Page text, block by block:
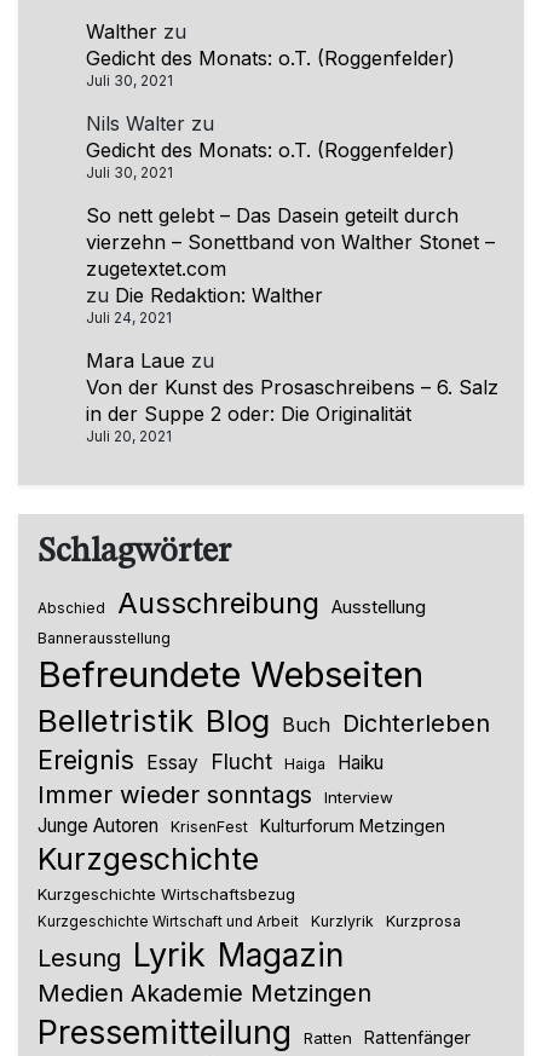
Walther zu
Gedicht des Monats: o.T. (Roggenfelder)
Juli 30, 2021
Nils Walter zu
Gedicht des Monats: o.T. (Roggenfelder)
Juli 30, 2021
So nett gelebt – Das Dasein geteilt durch
vierzehn – Sonettband von Walther Stonet –
zugetextet.com
zu Die Redaktion: Walther
Juli 24, 2021
Mara Laue zu
Von der Kunst des Prosaschreibens – 6. Salz
in der Suppe 2 oder: Die Originalität
Juli 20, 2021
Schlagwörter
Abschied Ausschreibung Ausstellung
Bannerausstellung
Befreundete Webseiten
Belletristik Blog Buch Dichterleben
Ereignis Essay Flucht Haiga Haiku
Immer wieder sonntags Interview
Junge Autoren KrisenFest Kulturforum Metzingen
Kurzgeschichte
Kurzgeschichte Wirtschaftsbezug
Kurzgeschichte Wirtschaft und Arbeit Kurzlyrik Kurzprosa
Lesung Lyrik Magazin
Medien Akademie Metzingen
Pressemitteilung Ratten Rattenfänger